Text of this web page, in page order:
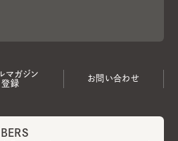
マガジン
登録
お問い合わせ